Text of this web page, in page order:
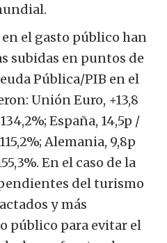
el gasto público han
subidas en puntos de
Pública/PIB en el
Unión Euro, +13,8
España, 14,5p /
Alemania, 9,8p
En el caso de la
del turismo
y más
público para evitar el